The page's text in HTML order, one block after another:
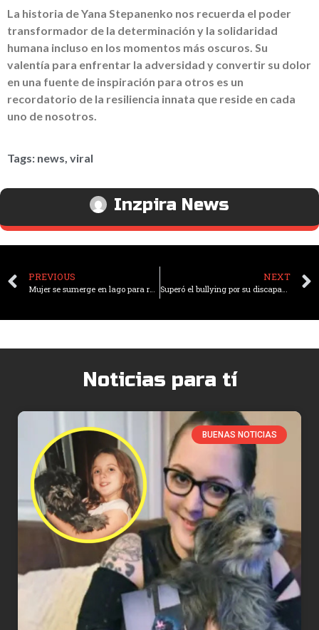
La historia de Yana Stepanenko nos recuerda el poder
transformador de la determinación y la solidaridad
humana incluso en los momentos más oscuros. Su
valentía para enfrentar la adversidad y convertir su dolor
en una fuente de inspiración para otros es un
recordatorio de la resiliencia innata que reside en cada
uno de nosotros.
Tags: news viral
Inzpira News
PREVIOUS NEXT
Noticias para tí
BUENAS NOTICIAS